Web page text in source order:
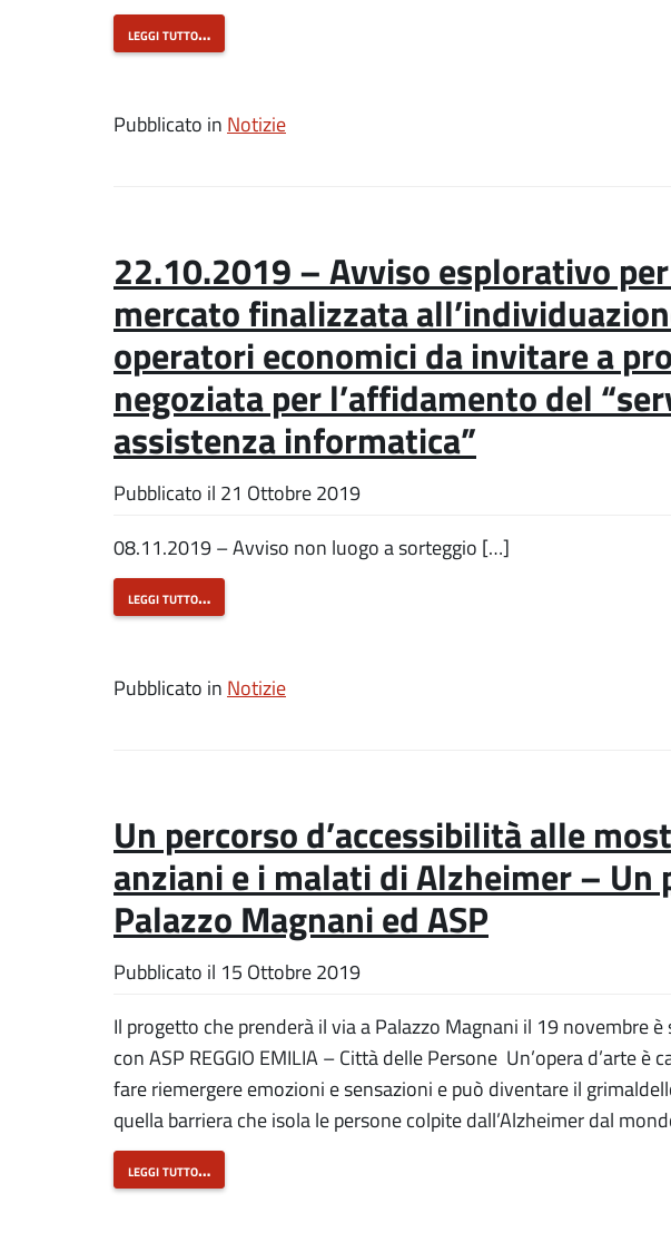
leggi tutto…
Pubblicato in Notizie
22.10.2019 – Avviso esplorativo
mercato finalizzata
operatori economici da invitare a
negoziata per l’affidamento del
assistenza informatica”
Pubblicato il 21 Ottobre 2019
08.11.2019 – Avviso non luogo a sorteggio […]
leggi tutto…
Pubblicato in Notizie
Un percorso d’accessibilità alle
anziani e i malati di Alzheimer – Un
Palazzo Magnani ed ASP
Pubblicato il 15 Ottobre 2019
Il progetto che prenderà il via a Palazzo Magnani il 19 novembre
con ASP REGGIO EMILIA – Città delle Persone Un’opera d’arte è
fare riemergere emozioni e sensazioni e può diventare il
quella barriera che isola le persone colpite dall’Alzheimer dal
leggi tutto…